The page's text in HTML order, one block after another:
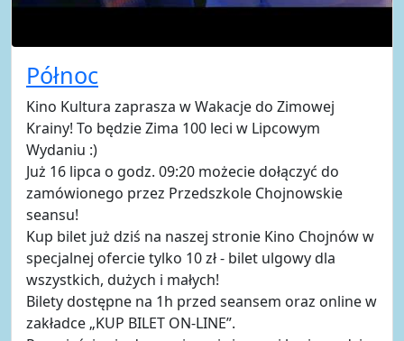
Północ
Kino Kultura zaprasza w Wakacje do Zimowej
Krainy! To będzie Zima 100 leci w Lipcowym
Wydaniu :)
Już 16 lipca o godz. 09:20 możecie dołączyć do
zamówionego przez Przedszkole Chojnowskie
seansu!
Kup bilet już dziś na naszej stronie Kino Chojnów w
specjalnej ofercie tylko 10 zł - bilet ulgowy dla
wszystkich, dużych i małych!
Bilety dostępne na 1h przed seansem oraz online w
zakładce „KUP BILET ON-LINE”.